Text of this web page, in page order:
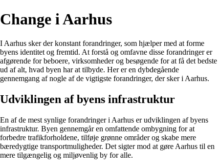
Change i Aarhus
I Aarhus sker der konstant forandringer, som hjælper med at forme
byens identitet og fremtid. At forstå og omfavne disse forandringer er
afgørende for beboere, virksomheder og besøgende for at få det bedste
ud af alt, hvad byen har at tilbyde. Her er en dybdegående
gennemgang af nogle af de vigtigste forandringer, der sker i Aarhus.
Udviklingen af byens infrastruktur
En af de mest synlige forandringer i Aarhus er udviklingen af byens
infrastruktur. Byen gennemgår en omfattende ombygning for at
forbedre trafikforholdene, tilføje grønne områder og skabe mere
bæredygtige transportmuligheder. Det sigter mod at gøre Aarhus til en
mere tilgængelig og miljøvenlig by for alle.